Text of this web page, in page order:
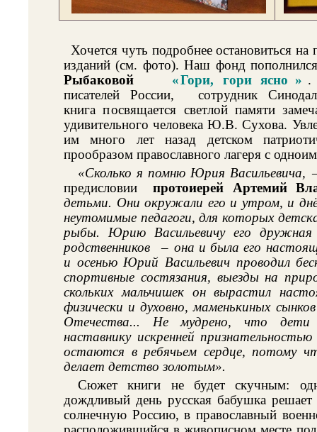
Хочется чуть подробнее остановиться
изданий (см. фото). Наш фонд
Рыбаковой
«Гори, гори ясно » .
писателей России,
сотрудник
книга посвящается светлой памяти
удивительного человека Ю.В. Сухова.
им много лет назад детском
прообразом православного лагеря с
«Сколько я помню Юрия Васильевича,
предисловии
протоиерей Артемий
детьми. Они окружали его и утром, и
неутомимые педагоги, для которых
рыбы. Юрию Васильевичу его
родственников
– она и была его
и осенью Юрий Васильевич проводил
спортивные состязания, выезды на
скольких мальчишек он вырастил
физически и духовно, маменькиных
Отечества... Не мудрено, что дети
наставнику искренней
остаются в ребячьем сердце, потому
делает детство золотым».
Сюжет книги не будет скучным:
дождливый день русская бабушка решает
солнечную Россию, в православный